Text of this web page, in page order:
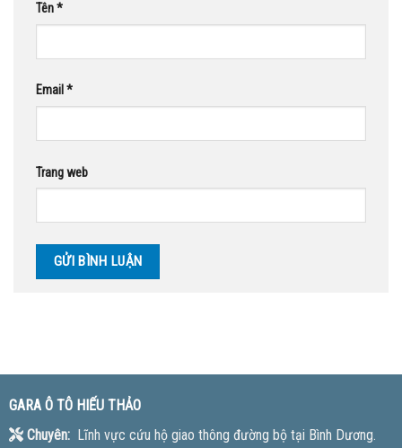
Tên*
Email *
Trang web
GARA Ô TÔ HIẾU THẢO
Chuyên:Lĩnh vực cứu hộ giao thông đường bộ tại Bình Dương.